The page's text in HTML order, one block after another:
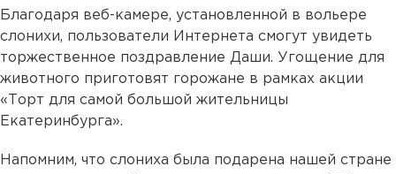
Благодаря веб-камере, установленной в вольере
слонихи, пользователи Интернета смогут увидеть
торжественное поздравление Даши. Угощение для
животного приготовят горожане в рамках акции
«Торт для самой большой жительницы
Екатеринбурга».
Напомним, что слониха была подарена нашей стране